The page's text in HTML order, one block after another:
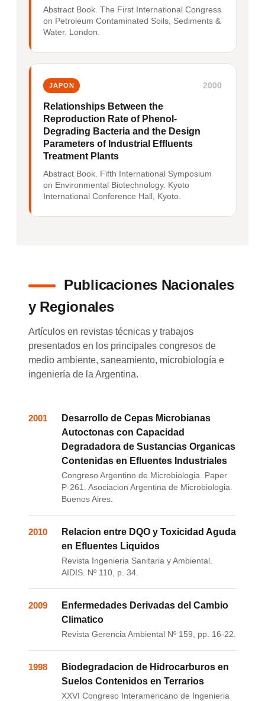
Abstract Book. The First International Congress
on Petroleum Contaminated Soils, Sediments &
Water. London.
JAPON 2000
Relationships Between the
Reproduction Rate of Phenol-
Degrading Bacteria and the Design
Parameters of Industrial Effluents
Treatment Plants
Abstract Book. Fifth International Symposium
on Environmental Biotechnology. Kyoto
International Conference Hall, Kyoto.
Publicaciones Nacionales
y Regionales
Artículos en revistas técnicas y trabajos
presentados en los principales congresos de
medio ambiente, saneamiento, microbiología e
ingeniería de la Argentina.
2001
Desarrollo de Cepas Microbianas
Autoctonas con Capacidad
Degradadora de Sustancias Organicas
Contenidas en Efluentes Industriales
Congreso Argentino de Microbiologia. Paper
P-261. Asociacion Argentina de Microbiologia.
Buenos Aires.
2010
Relacion entre DQO y Toxicidad Aguda
en Efluentes Liquidos
Revista Ingenieria Sanitaria y Ambiental.
AIDIS. Nº 110, p. 34.
2009
Enfermedades Derivadas del Cambio
Climatico
Revista Gerencia Ambiental Nº 159, pp. 16-22.
1998
Biodegradacion de Hidrocarburos en
Suelos Contenidos en Terrarios
XXVI Congreso Interamericano de Ingenieria